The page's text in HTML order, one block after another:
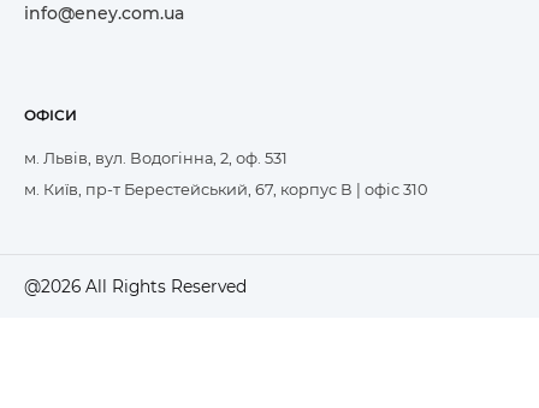
info@eney.com.ua
ОФІСИ
м. Львів, вул. Водогінна, 2, оф. 531
м. Київ, пр-т Берестейський, 67, корпус В | офіс 310
@2026 All Rights Reserved